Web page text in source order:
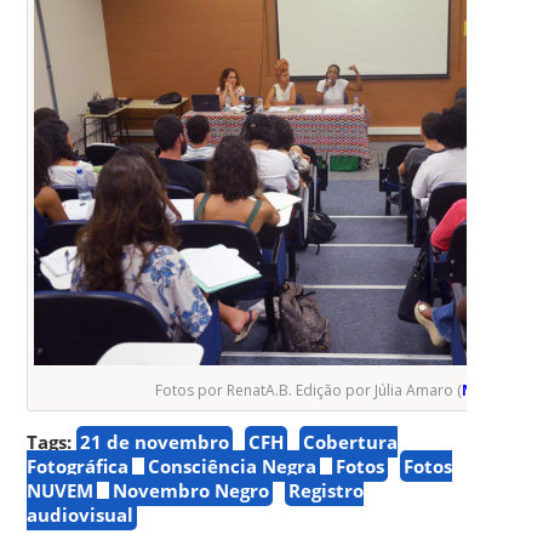
Fotos por RenatA.B. Edição por Júlia Amaro (NUVEM
Tags: 21 de novembro CFH
Cobertura
Fotográfica
Consciência Negra Fotos
Fotos
NUVEM
Novembro Negro
Registro
audiovisual